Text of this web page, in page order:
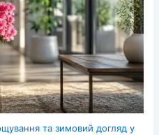
та зимовий догляд у